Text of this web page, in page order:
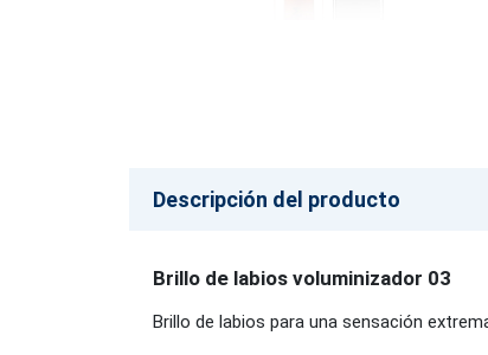
Descripción del producto
Brillo de labios voluminizador 03
Brillo de labios para una sensación